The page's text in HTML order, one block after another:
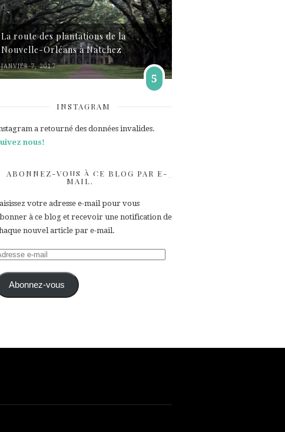
La route des plantations de la
Nouvelle-Orléans à Natchez
JANVIER 7, 2017
5
INSTAGRAM
a retourné des données invalides.
nous!
ABONNEZ-VOUS À CE BLOG PAR E-
MAIL.
votre adresse e-mail pour vous
à ce blog et recevoir une notification de
nouvel article par e-mail.
Abonnez-vous